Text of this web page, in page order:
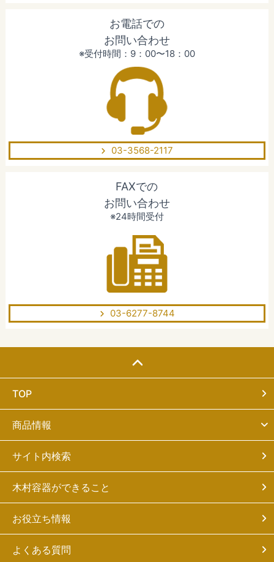
お電話での
お問い合わせ
※受付時間：9：00〜18：00
03-3568-2117
FAXでの
お問い合わせ
※24時間受付
03-6277-8744
TOP
商品情報
サイト内検索
木村容器ができること
お役立ち情報
よくある質問